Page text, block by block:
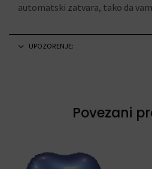
automatski zatvara, tako da
UPOZORENJE:
Povezani